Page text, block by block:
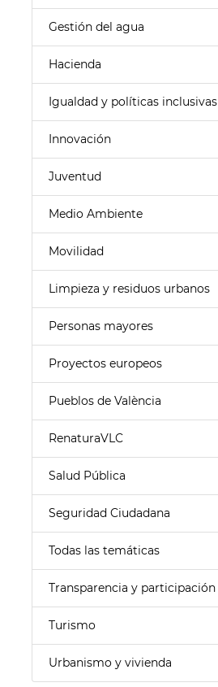
Gestión del agua
Hacienda
Igualdad y políticas inclusivas
Innovación
Juventud
Medio Ambiente
Movilidad
Limpieza y residuos urbanos
Personas mayores
Proyectos europeos
Pueblos de València
RenaturaVLC
Salud Pública
Seguridad Ciudadana
Todas las temáticas
Transparencia y participación
Turismo
Urbanismo y vivienda